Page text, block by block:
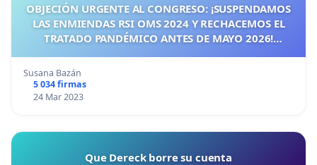
OBJECIÓN URGENTE AL CONGRESO: ¡SUSPENDAMOS
LAS ENMIENDAS RSI OMS 2024 Y RECHACEMOS EL
TRATADO PANDÉMICO ANTES DE MAYO 2026!
Susana Bazán
5 034 firmas
24 Mar 2023
Que Dereck borre su cuenta